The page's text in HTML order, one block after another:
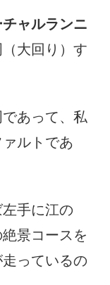
ャルランニ
大回り）す
あって、私
ルトであ
手に江の
景コースを
っているの